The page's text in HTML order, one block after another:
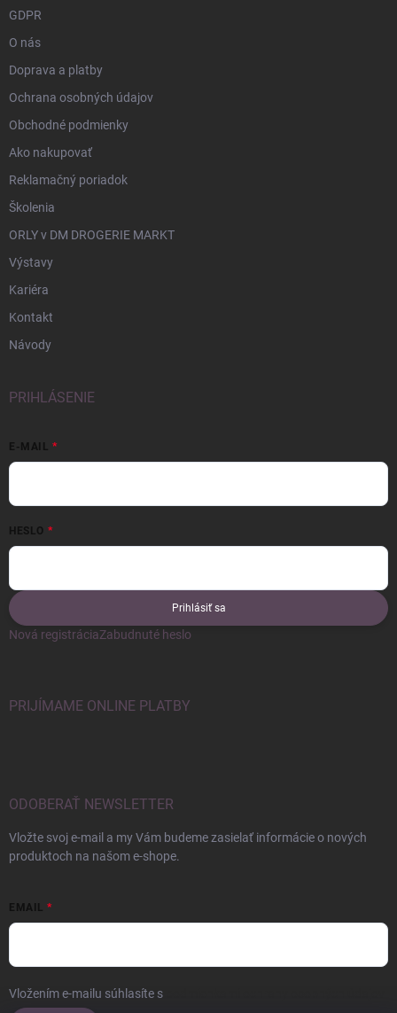
GDPR
O nás
Doprava a platby
Ochrana osobných údajov
Obchodné podmienky
Ako nakupovať
Reklamačný poriadok
Školenia
ORLY v DM DROGERIE MARKT
Výstavy
Kariéra
Kontakt
Návody
PRIHLÁSENIE
E-MAIL
HESLO
Prihlásiť sa
Nová registráciaZabudnuté heslo
PRIJÍMAME ONLINE PLATBY
ODOBERAŤ NEWSLETTER
Vložte svoj e-mail a my Vám budeme zasielať informácie o nových
produktoch na našom e-shope.
EMAIL
Vložením e-mailu súhlasíte s